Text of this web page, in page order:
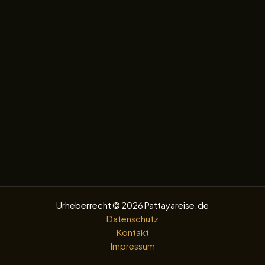
Urheberrecht © 2026 Pattayareise.de
Datenschutz
Kontakt
Impressum